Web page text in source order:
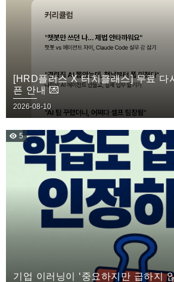
[HRD플러스 X 터치클래스] 무료 다
픈 안내 💌
2026-08-10
5
기업 이러닝이 ‘중요하지만 급하지